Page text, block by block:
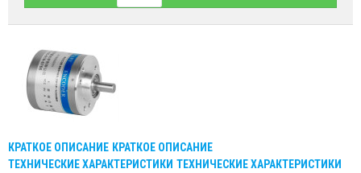
КРАТКОЕ ОПИСАНИЕ КРАТКОЕ ОПИСАНИЕ
ТЕХНИЧЕСКИЕ ХАРАКТЕРИСТИКИ ТЕХНИЧЕСКИЕ ХАРАКТЕРИСТИКИ